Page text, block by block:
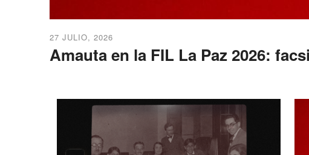
27 JULIO, 2026
Amauta en la FIL La Paz 2026: